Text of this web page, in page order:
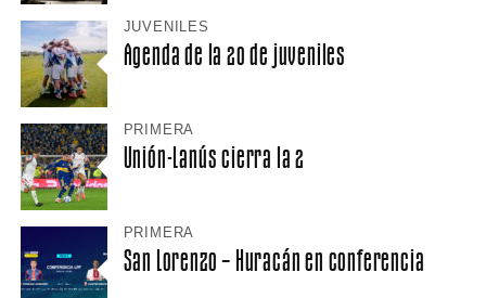
JUVENILES
Agenda de la 20 de juveniles
PRIMERA
Unión-Lanús cierra la 2
PRIMERA
San Lorenzo – Huracán en conferencia